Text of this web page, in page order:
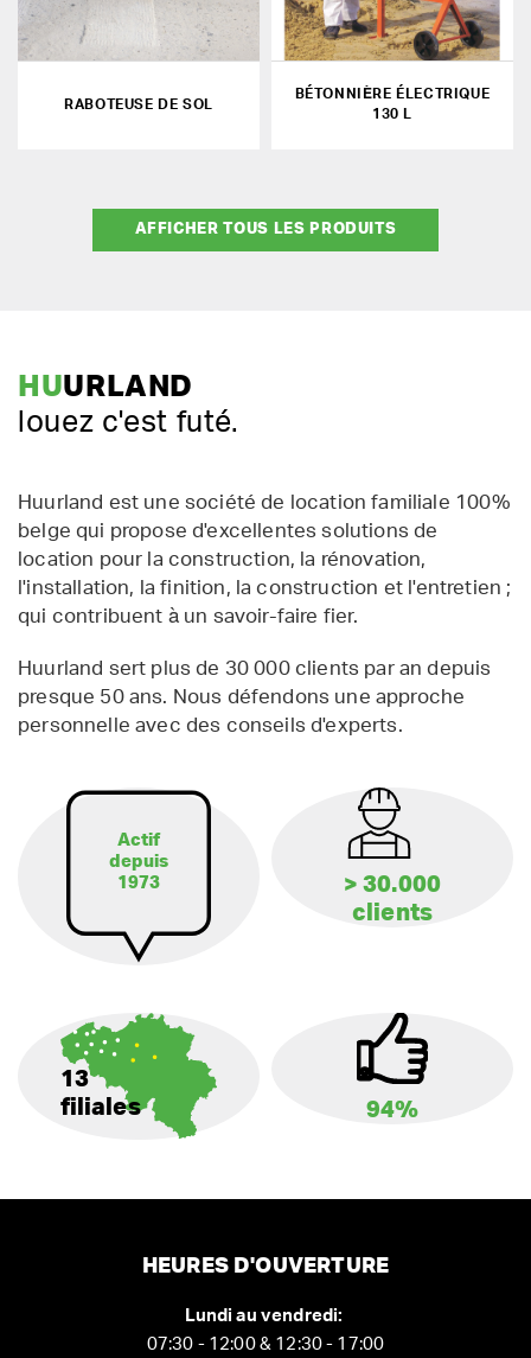
RABOTEUSE DE SOL
BÉTONNIÈRE ÉLECTRIQUE
130 L
AFFICHER TOUS LES PRODUITS
HUURLAND
louez c'est futé.
Huurland est une société de location familiale 100%
belge qui propose d'excellentes solutions de
location pour la construction, la rénovation,
l'installation, la finition, la construction et l'entretien ;
qui contribuent à un savoir-faire fier.
Huurland sert plus de 30 000 clients par an depuis
presque 50 ans. Nous défendons une approche
personnelle avec des conseils d'experts.
Actif
depuis
1973
> 30.000
clients
13
filiales
94%
HEURES D'OUVERTURE
Lundi au vendredi:
07:30 - 12:00 & 12:30 - 17:00